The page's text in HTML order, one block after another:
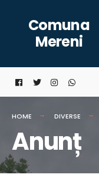
content
Comuna
Mereni
HOME DIVERSE
Anunț
for: